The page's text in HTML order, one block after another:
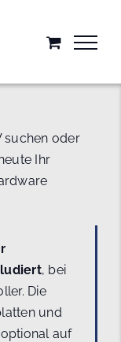
suchen oder
Ihr
, bei
Die
und
auf